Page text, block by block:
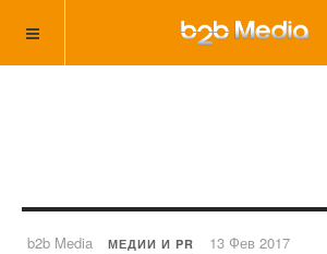
b2b Media МЕДИИ И PR 13 Фев 2017